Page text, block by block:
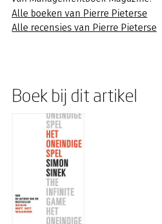
Alle boeken van Pierre Pieterse
Alle recensies van Pierre Pieterse
Boek bij dit artikel